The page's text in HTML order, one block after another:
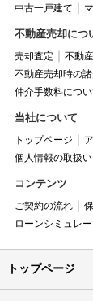
中古一戸建て
不動産売却につ
売却査定 不動
不動産売却時の諸
仲介手数料につ
当社について
トップページ
個人情報の取扱
コンテンツ
ご契約の流れ
ローンシミュレ
トップページ